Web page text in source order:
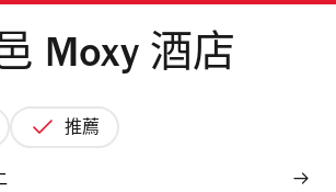
Moxy 酒店
推薦